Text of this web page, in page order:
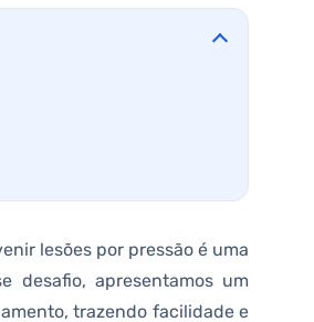
lesões por pressão é uma
desafio, apresentamos um
trazendo facilidade e